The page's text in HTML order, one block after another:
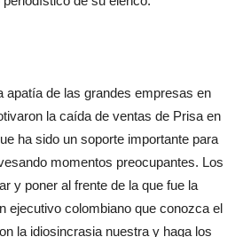
apatía de las grandes empresas en
la caída de ventas de Prisa en
ha sido un soporte importante para
momentos preocupantes. Los
y poner al frente de la que fue la
ejecutivo colombiano que conozca el
la idiosincrasia nuestra y haga los